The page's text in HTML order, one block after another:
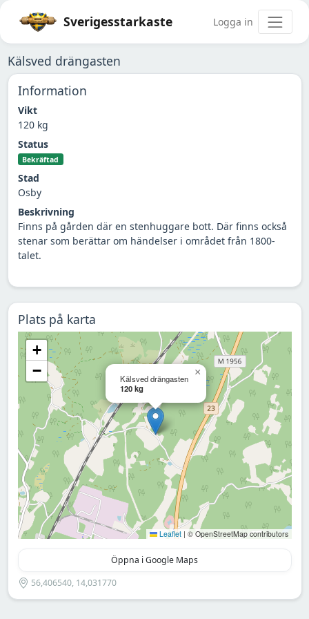
Sverigesstarkaste Logga in
Kälsved drängasten
Information
Vikt
120 kg
Status
Bekräftad
Stad
Osby
Beskrivning
Finns på gården där en stenhuggare bott. Där finns också
stenar som berättar om händelser i området från 1800-
talet.
Plats på karta
Kälsved drängasten
120 kg
×
+
−
Leaflet | © OpenStreetMap contributors
Öppna i Google Maps
56,406540, 14,031770